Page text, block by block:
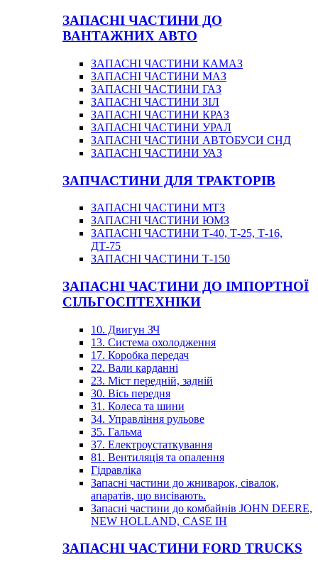
ЗАПАСНІ ЧАСТИНИ ДО
ВАНТАЖНИХ АВТО
ЗАПАСНІ ЧАСТИНИ КАМАЗ
ЗАПАСНІ ЧАСТИНИ МАЗ
ЗАПАСНІ ЧАСТИНИ ГАЗ
ЗАПАСНІ ЧАСТИНИ ЗІЛ
ЗАПАСНІ ЧАСТИНИ КРАЗ
ЗАПАСНІ ЧАСТИНИ УРАЛ
ЗАПАСНІ ЧАСТИНИ АВТОБУСИ СНД
ЗАПАСНІ ЧАСТИНИ УАЗ
ЗАПЧАСТИНИ ДЛЯ ТРАКТОРІВ
ЗАПАСНІ ЧАСТИНИ МТЗ
ЗАПАСНІ ЧАСТИНИ ЮМЗ
ЗАПАСНІ ЧАСТИНИ Т-40, Т-25, Т-16,
ДТ-75
ЗАПАСНІ ЧАСТИНИ Т-150
ЗАПАСНІ ЧАСТИНИ ДО ІМПОРТНОЇ
СІЛЬГОСПТЕХНІКИ
10. Двигун ЗЧ
13. Система охолодження
17. Коробка передач
22. Вали карданні
23. Міст передній, задній
30. Вісь передня
31. Колеса та шини
34. Управління рульове
35. Гальма
37. Електроустаткування
81. Вентиляція та опалення
Гідравліка
Запасні частини до жниварок, сівалок,
апаратів, що висівають.
Запасні частини до комбайнів JOHN DEERE,
NEW HOLLAND, CASE IH
ЗАПАСНІ ЧАСТИНИ FORD TRUCKS